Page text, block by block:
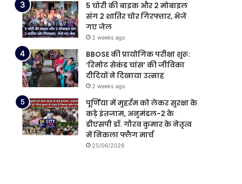
5 चोरी की बाइक और 2 मोबाइल
संग 2 शातिर चोर गिरफ्तार, भेजे
गए जेल
2 weeks ago
BBOSE की प्रायोगिक परीक्षा शुरू:
‘रिमोट सेकंड चांस’ की जीविका
दीदियों ने दिखाया उत्साह
2 weeks ago
पूर्णिया में मुहर्रम को लेकर सुरक्षा के
कड़े इंतजाम, अनुमंडल-2 के
डीएसपी डॉ. गौरव कुमार के नेतृत्व
में निकला फ्लैग मार्च
25/06/2026